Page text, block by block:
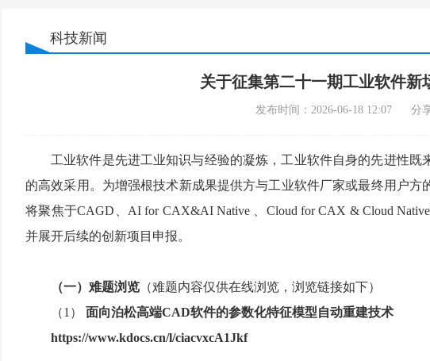
科技新闻
关于征集第二十一期工业软件
发布时间：2026-06-18 12:07 分
工业软件是先进工业知识与经验的凝炼，工业软件自身的先进性
的高效采用。为增强根技术新成果提供方与工业软件厂家或最终用户
将聚焦于CAGD、AI for CAX&AI Native 、Cloud for CAX & Cloud
并展开后续的创新项目申报。
（一）难题浏览 （难题内容仅供在线浏览，浏览链接如下）
（1）
面向泊松高端CAD软件的参数化特征模型自动重建技术
https://www.kdocs.cn/l/ciacvxcA1Jkf